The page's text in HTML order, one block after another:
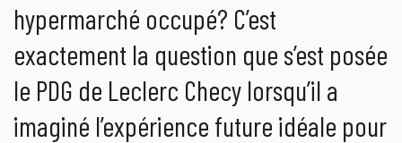
hypermarché occupé? C’est
exactement la question que s’est posée
le PDG de Leclerc Checy lorsqu’il a
imaginé l’expérience future idéale pour